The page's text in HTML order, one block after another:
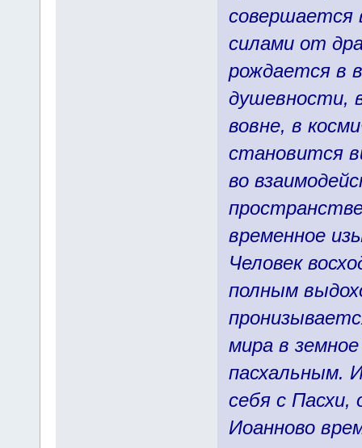
совершается
силами от
рождается в
душевности,
вовне, в
становится
во
временное
Человек
полным
мира в
пасхальным.
себя с Пасхи,
Иоанново